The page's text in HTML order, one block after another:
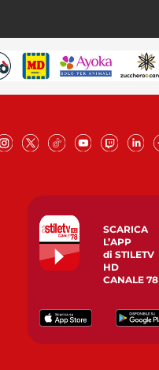
SCARICA
L’APP
di STILETV
HD
CANALE 78